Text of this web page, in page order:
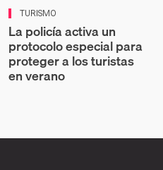
TURISMO
La policía activa un
protocolo especial para
proteger a los turistas
en verano